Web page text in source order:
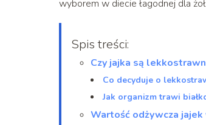
wyborem w diecie łagodnej dla
Spis treści:
Czy jajka są
Co decyduje o
Jak organizm trawi
Wartość odżywcza